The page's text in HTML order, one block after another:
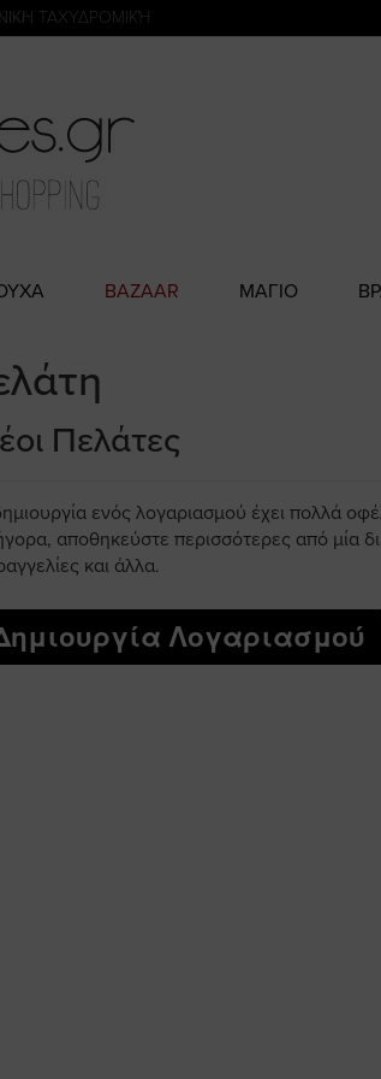
ΤΑΧΥΔΡΟΜΙΚΉ
BAZAAR ΜΑΓΙΟ
Πελάτες
ενός λογαριασμού έχει πολλά
αποθηκεύστε περισσότερες από μία
και άλλα.
Λογαριασμού